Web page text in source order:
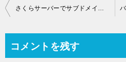
投
ビ
さくらサーバーでサブドメインの設定！
コメントを残す